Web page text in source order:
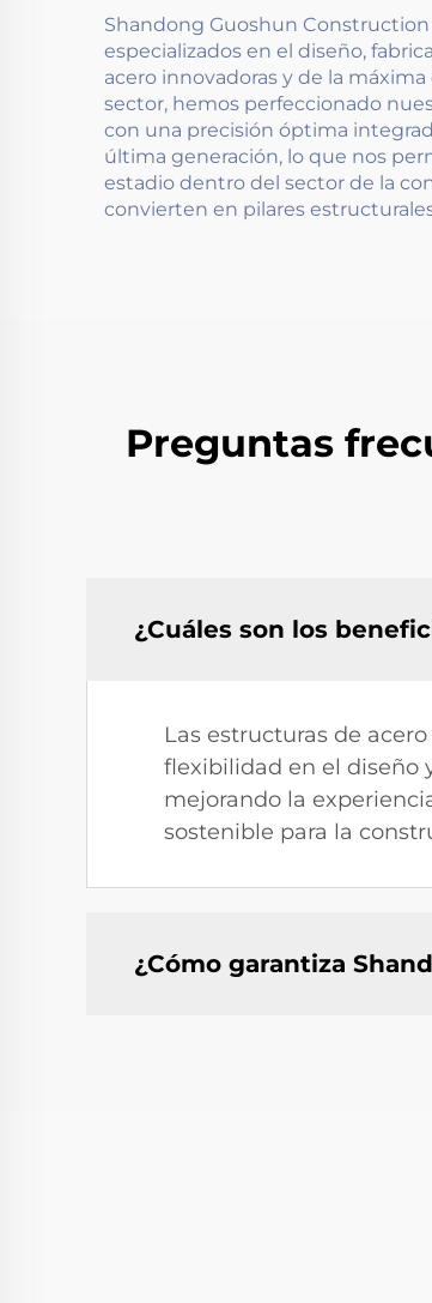
Shandong Guoshun Construction
especializados en el diseño,
acero innovadoras y de la
sector, hemos perfeccionado
con una precisión óptima
última generación, lo que nos
estadio dentro del sector de la
convierten en pilares
Preguntas
¿Cuáles son los
Las estructuras de
flexibilidad en el diseño
mejorando la
sostenible para la
¿Cómo garantiza